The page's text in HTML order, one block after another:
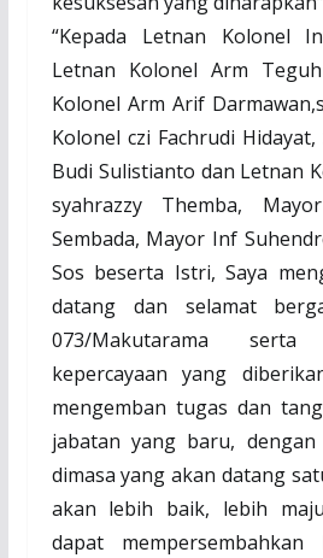
“Kepada Letnan Kolonel
Letnan Kolonel Arm
Kolonel Arm Arif
Kolonel czi Fachrudi
Budi Sulistianto dan Letnan
syahrazzy Themba,
Sembada, Mayor Inf
Sos beserta Istri, Saya
datang dan selamat
073/Makutarama
kepercayaan yang
mengemban tugas dan
jabatan yang baru, dengan
dimasa yang akan datang
akan lebih baik, lebih
dapat